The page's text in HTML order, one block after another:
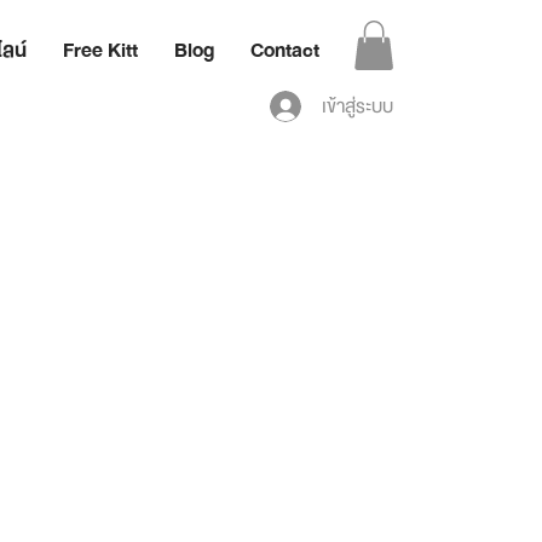
น์ Free Kitt Blog Contact
เข้าสู่ระบบ